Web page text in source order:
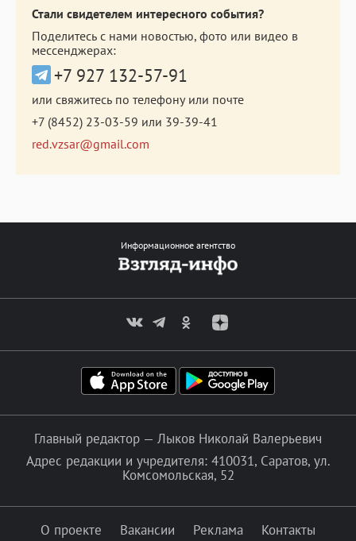
Стали свидетелем интересного события?
Поделитесь с нами новостью, фото или видео в
мессенджерах:
+7 927 132-57-91
или свяжитесь по телефону или почте
+7 (8452) 23-03-59 или 39-39-41
red.vzsar@gmail.com
Информационное агентство
Главный редактор — Лыков Николай Валерьевич
Адрес редакции и учредителя: 410031, Саратов, ул.
Комсомольская, 52
О проекте Вакансии Реклама
Контакты